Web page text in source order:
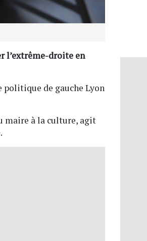
l’extrême-droite en
politique de gauche Lyon
maire à la culture, agit